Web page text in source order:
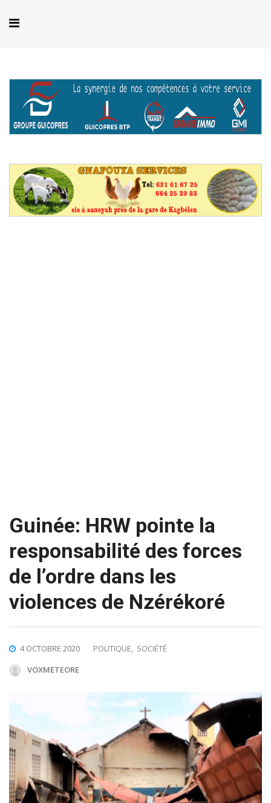
Guinée: HRW pointe la
responsabilité des forces
de l’ordre dans les
violences de Nzérékoré
4 OCTOBRE 2020 POLITIQUE, SOCIÉTÉ
VOXMETEORE